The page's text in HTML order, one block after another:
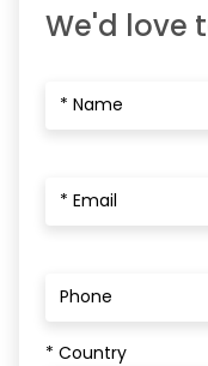
We'd love
* Country